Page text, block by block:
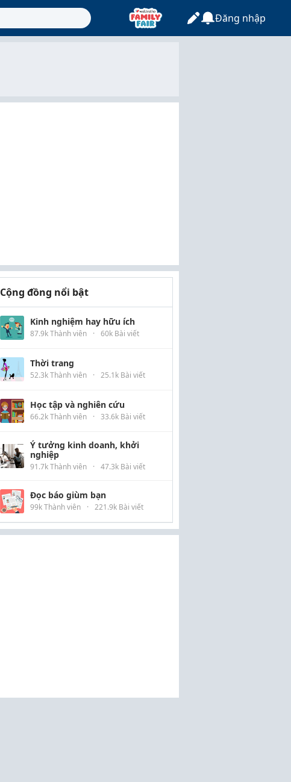
Đăng nhập
Cộng đồng nổi bật
Kinh nghiệm hay hữu ích
87.9k Thành viên · 60k Bài viết
Thời trang
52.3k Thành viên · 25.1k Bài viết
Học tập và nghiên cứu
66.2k Thành viên · 33.6k Bài viết
Ý tưởng kinh doanh, khởi
nghiệp
91.7k Thành viên · 47.3k Bài viết
Đọc báo giùm bạn
99k Thành viên · 221.9k Bài viết